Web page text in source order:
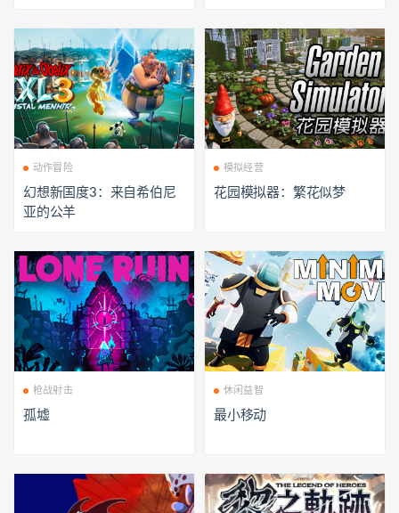
动作冒险
幻想新国度3：来自希伯尼
亚的公羊
模拟经营
花园模拟器：繁花似梦
枪战射击
孤墟
休闲益智
最小移动